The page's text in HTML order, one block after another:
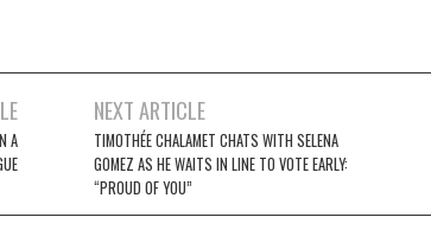
A
NEXT ARTICLE
TIMOTHÉE CHALAMET CHATS WITH SELENA
GOMEZ AS HE WAITS IN LINE TO VOTE EARLY:
“PROUD OF YOU”